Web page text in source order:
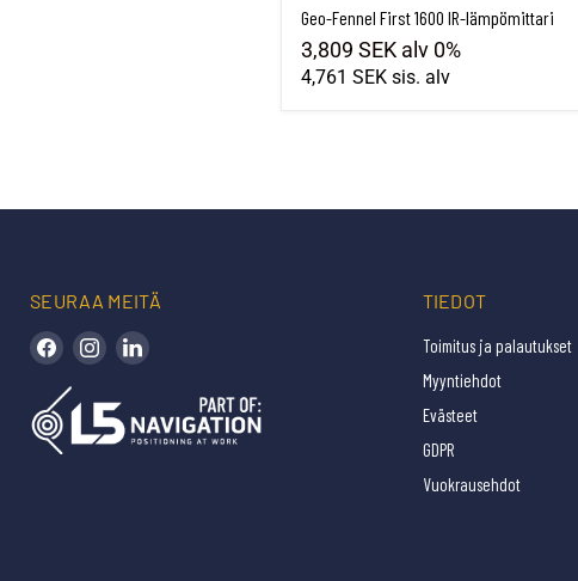
Geo-Fennel First 1600 IR-lämpömittari
3,809 SEK alv 0%
4,761 SEK sis. alv
SEURAA MEITÄ
Löydä meidät Facebookista
Löydä meidät Instagramista
TIEDOT
Toimitus ja palautukset
Myyntiehdot
Evästeet
GDPR
Vuokrausehdot